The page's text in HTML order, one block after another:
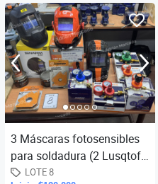
3 Máscaras fotosensibles
para soldadura (2 Lusqtoff
y 1 Esab), 5 reguladores, 2
LOTE 8